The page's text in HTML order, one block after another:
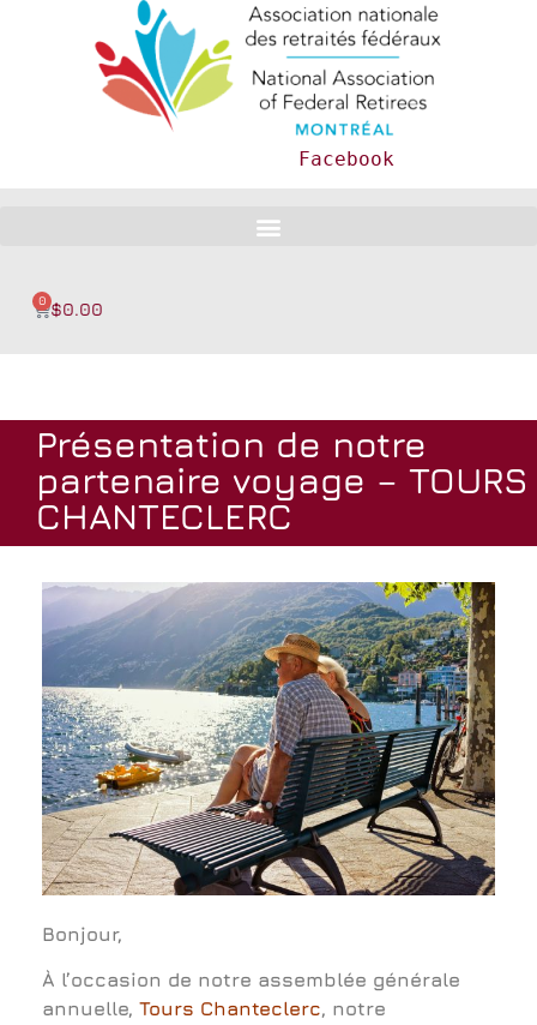
Facebook
$0.00
0
Présentation de notre
partenaire voyage – TOURS
CHANTECLERC
Bonjour,
À l’occasion de notre assemblée générale
annuelle, Tours Chanteclerc, notre